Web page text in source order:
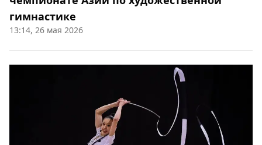
гимнастике
13:14, 26 мая 2026